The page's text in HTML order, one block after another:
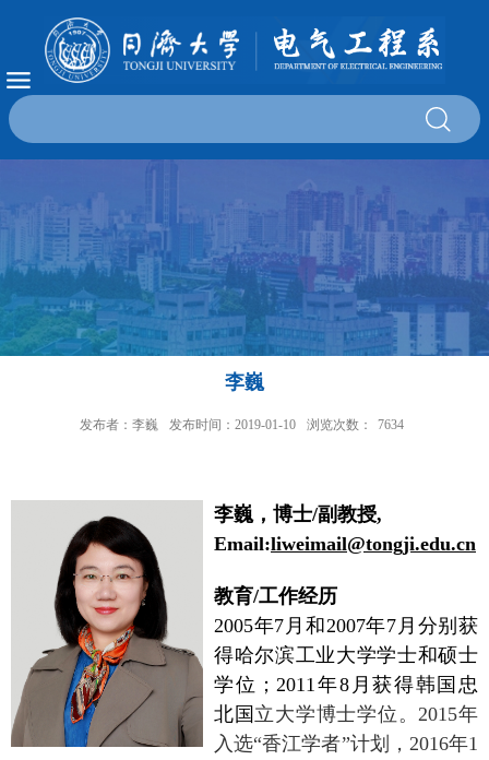
李巍
发布者：李巍 发布时间：2019-01-10 浏览次数： 7634
李巍，博士/副教授,
Email:liweimail@tongji.edu.cn
教育/工作经历
2005年7 月和2007年7 月分别获
得哈尔滨工业大学学士和硕士
学位； 2011 年8月获得韩国忠
北国 立大学博士学位。 2015年
入选“香江学者”计划， 2016年1